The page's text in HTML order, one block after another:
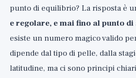
punto di equilibrio? La risposta è
e regolare, e mai fino al punto
esiste un numero magico valido
dipende dal tipo di pelle, dalla
latitudine, ma ci sono principi